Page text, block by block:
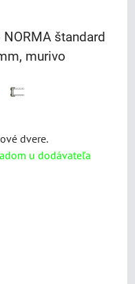
štandard
murivo
dvere.
u dodávateľa